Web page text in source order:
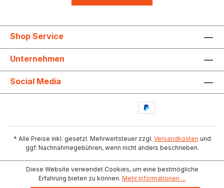
Shop Service
Unternehmen
Social Media
* Alle Preise inkl. gesetzl. Mehrwertsteuer zzgl. Versandkosten und
ggf. Nachnahmegebühren, wenn nicht anders beschrieben.
Diese Website verwendet Cookies, um eine bestmögliche
Erfahrung bieten zu können. Mehr Informationen ...